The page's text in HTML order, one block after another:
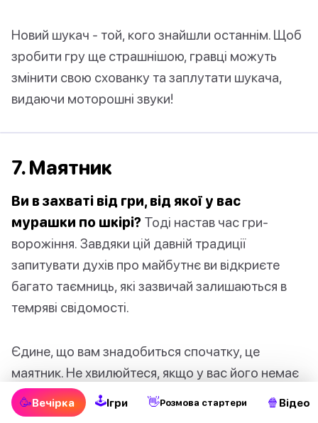
Новий шукач - той, кого знайшли останнім. Щоб
зробити гру ще страшнішою, гравці можуть
змінити свою схованку та заплутати шукача,
видаючи моторошні звуки!
7. Маятник
Ви в захваті від гри, від якої у вас
мурашки по шкірі? Тоді настав час гри-
ворожіння. Завдяки цій давній традиції
запитувати духів про майбутнє ви відкриєте
багато таємниць, які зазвичай залишаються в
темряві свідомості.
Єдине, що вам знадобиться спочатку, це
маятник. Не хвилюйтеся, якщо у вас його немає
вдома! Ви можете створити його самостійно.
Просто візьміть шматок нитки завдовжки
🥳Вечірка 🕹Ігри 👋Pозмова стартери 🍿 Відео